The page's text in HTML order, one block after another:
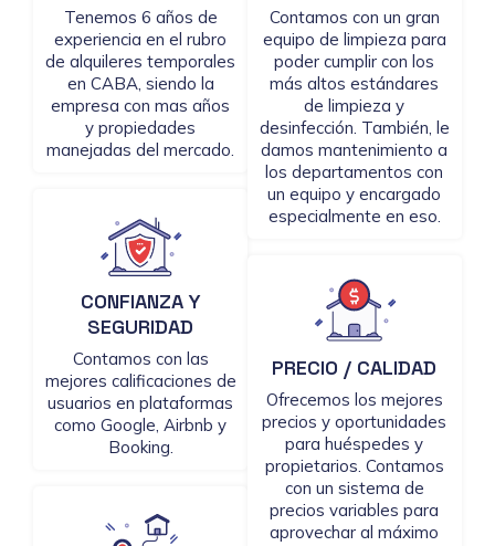
Tenemos 6 años de
experiencia en el rubro
de alquileres temporales
en CABA, siendo la
empresa con mas años
y propiedades
manejadas del mercado.
CONFIANZA Y
SEGURIDAD
Contamos con las
mejores calificaciones de
usuarios en plataformas
como Google, Airbnb y
Booking.
Contamos con un gran
equipo de limpieza para
poder cumplir con los
más altos estándares
de limpieza y
desinfección. También, le
damos mantenimiento a
los departamentos con
un equipo y encargado
especialmente en eso.
PRECIO / CALIDAD
Ofrecemos los mejores
precios y oportunidades
para huéspedes y
propietarios. Contamos
con un sistema de
precios variables para
aprovechar al máximo